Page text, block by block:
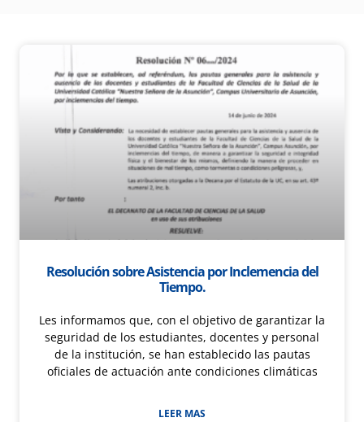
Resolución sobre Asistencia por Inclemencia del
Tiempo.
Les informamos que, con el objetivo de garantizar la
seguridad de los estudiantes, docentes y personal
de la institución, se han establecido las pautas
oficiales de actuación ante condiciones climáticas
LEER MAS